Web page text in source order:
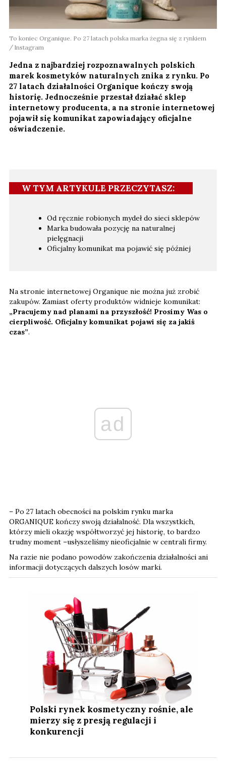
To koniec Organique. Po 27 latach polska marka żegna się z rynkiem
Instagram
Jedna z najbardziej rozpoznawalnych polskich
marek kosmetyków naturalnych znika z rynku. Po
27 latach działalności Organique kończy swoją
historię. Jednocześnie przestał działać sklep
internetowy producenta, a na stronie internetowej
pojawił się komunikat zapowiadający oficjalne
oświadczenie.
W TYM ARTYKULE PRZECZYTASZ:
Od ręcznie robionych mydeł do sieci sklepów
Marka budowała pozycję na naturalnej
pielęgnacji
Oficjalny komunikat ma pojawić się później
Na stronie internetowej Organique nie można już zrobić
zakupów. Zamiast oferty produktów widnieje komunikat:
„Pracujemy nad planami na przyszłość! Prosimy Was o
cierpliwość. Oficjalny komunikat pojawi się za jakiś
czas”.
ad
– Po 27 latach obecności na polskim rynku marka
ORGANIQUE kończy swoją działalność. Dla wszystkich,
którzy mieli okazję współtworzyć jej historię, to bardzo
trudny moment –usłyszeliśmy nieoficjalnie w centrali firmy.
Na razie nie podano powodów zakończenia działalności ani
informacji dotyczących dalszych losów marki.
Polski rynek kosmetyczny rośnie, ale
mierzy się z presją regulacji i
konkurencji